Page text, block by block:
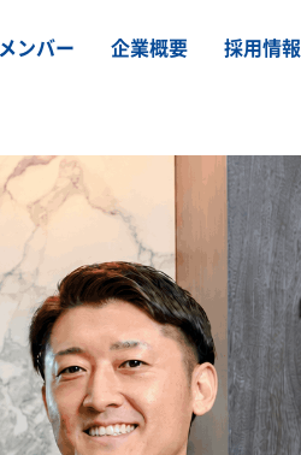
メンバー 企業概要 採用情報